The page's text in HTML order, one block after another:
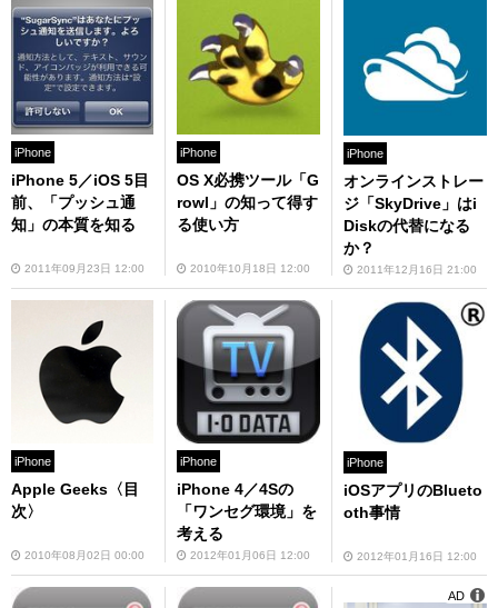
iPhone
iPhone 5／iOS 5目
前、「プッシュ通
知」の本質を知る
2011年09月23日 12:00
iPhone
OS X必携ツール「G
rowl」の知って得す
る使い方
2010年10月18日 12:00
iPhone
オンラインストレー
ジ「SkyDrive」はi
Diskの代替になる
か？
2011年12月16日 21:00
iPhone
Apple Geeks〈目
次〉
2010年08月02日 00:00
iPhone
iPhone 4／4Sの
「ワンセグ環境」を
考える
2012年01月06日 12:00
iPhone
iOSアプリのBlueto
oth事情
2012年01月16日 12:00
AD